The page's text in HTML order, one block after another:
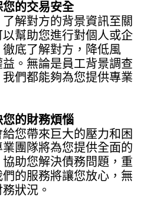
的交易安全
解對方的背景資訊至關
幫助您進行對個人或企
底了解對方，降低風
。無論是員工背景調查
們都能夠為您提供專業
的財務煩惱
您帶來巨大的壓力和困
團隊將為您提供全面的
助您解決債務問題，重
的服務將讓您放心，無
狀況。